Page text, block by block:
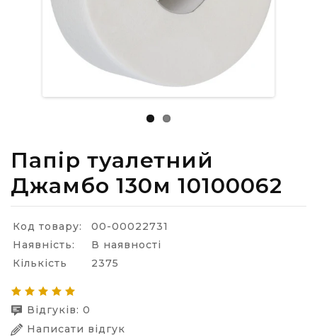
Папір туалетний
Джамбо 130м 10100062
Код товару:
00-00022731
Наявність:
В наявності
Кількість
2375
Відгуків: 0
Написати відгук